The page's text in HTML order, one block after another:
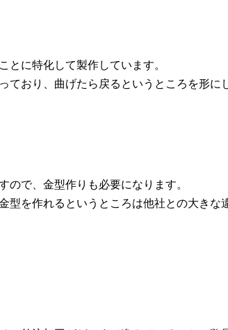
とに特化して製作しています。
ており、曲げたら戻るというところを形に
ので、金型作りも必要になります。
型を作れるというところは他社との大きな